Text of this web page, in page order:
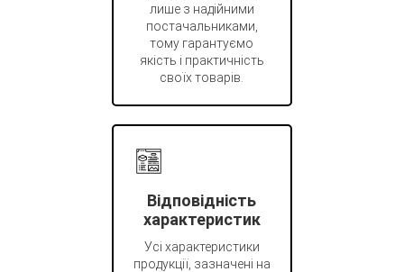
лише з надійними
постачальниками,
тому гарантуємо
якість і практичність
своїх товарів.
Відповідність
характеристик
Усі характеристики
продукції, зазначені на